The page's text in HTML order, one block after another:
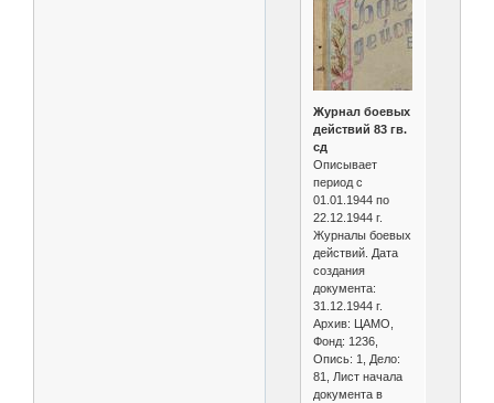
Журнал боевых
действий 83 гв.
сд
Описывает
период с
01.01.1944 по
22.12.1944 г.
Журналы боевых
действий. Дата
создания
документа:
31.12.1944 г.
Архив: ЦАМО,
Фонд: 1236,
Опись: 1, Дело:
81, Лист начала
документа в